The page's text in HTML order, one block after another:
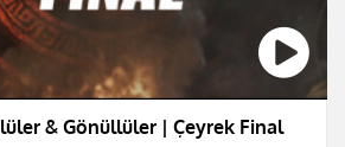
& Gönüllüler | Çeyrek Final